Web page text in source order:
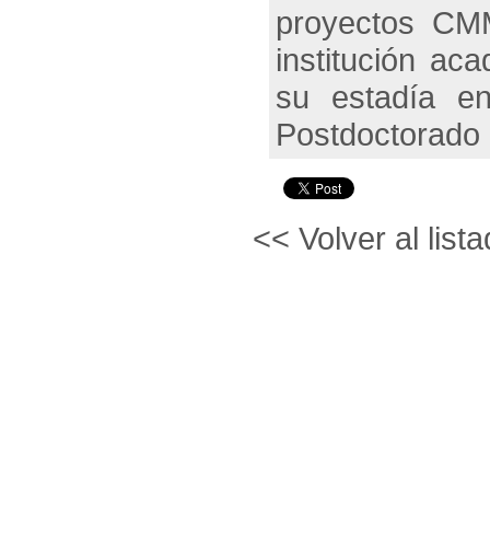
proyectos
institución
su estadía
<< Volver al